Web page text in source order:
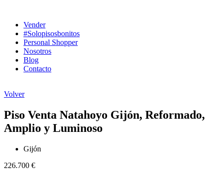
contenidoVender
#Solopisosbonitos
Personal Shopper
Nosotros
Blog
Contacto
Volver
Piso Venta Natahoyo Gijón, Reformado,
Amplio y Luminoso
Gijón
226.700 €